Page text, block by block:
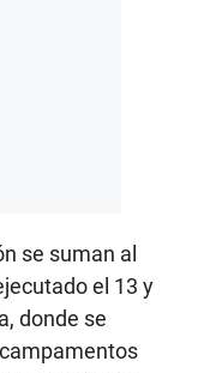
se suman al
el 13 y
donde se